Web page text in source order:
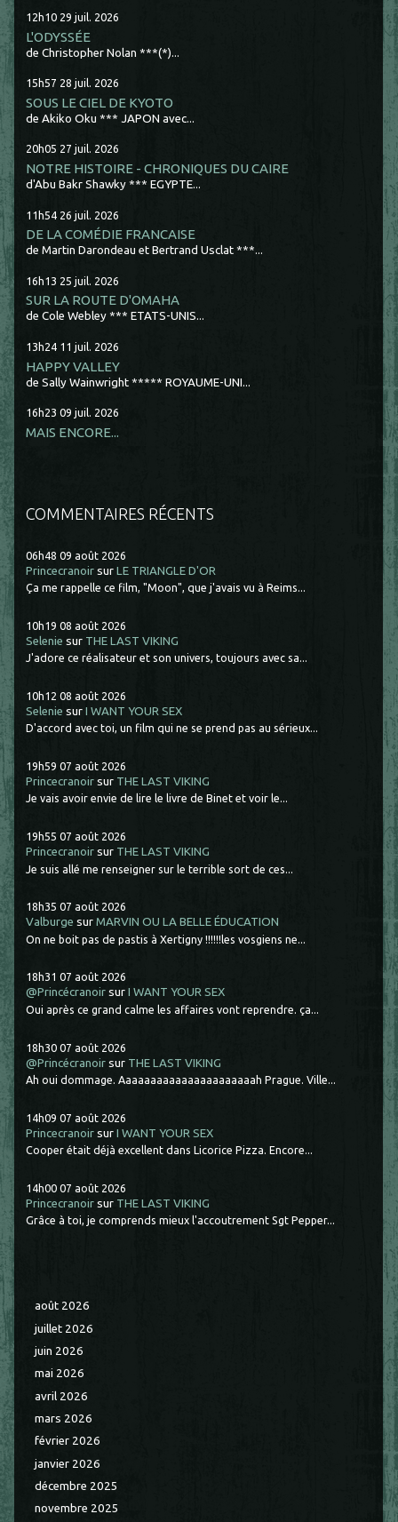
12h10 29 juil. 2026
L'ODYSSÉE
de Christopher Nolan ***(*)...
15h57 28 juil. 2026
SOUS LE CIEL DE KYOTO
de Akiko Oku *** JAPON avec...
20h05 27 juil. 2026
NOTRE HISTOIRE - CHRONIQUES DU CAIRE
d'Abu Bakr Shawky *** EGYPTE...
11h54 26 juil. 2026
DE LA COMÉDIE FRANCAISE
de Martin Darondeau et Bertrand Usclat ***...
16h13 25 juil. 2026
SUR LA ROUTE D'OMAHA
de Cole Webley *** ETATS-UNIS...
13h24 11 juil. 2026
HAPPY VALLEY
de Sally Wainwright ***** ROYAUME-UNI...
16h23 09 juil. 2026
MAIS ENCORE...
COMMENTAIRES RÉCENTS
06h48 09 août 2026
Princecranoir surLE TRIANGLE D'OR
Ça me rappelle ce film, "Moon", que j'avais vu à Reims...
10h19 08 août 2026
Selenie sur THE LAST VIKING
J'adore ce réalisateur et son univers, toujours avec sa...
10h12 08 août 2026
Selenie surI WANT YOUR SEX
D'accord avec toi, un film qui ne se prend pas au sérieux...
19h59 07 août 2026
Princecranoir sur THE LAST VIKING
Je vais avoir envie de lire le livre de Binet et voir le...
19h55 07 août 2026
Princecranoir sur THE LAST VIKING
Je suis allé me renseigner sur le terrible sort de ces...
18h35 07 août 2026
Valburge surMARVIN OU LA BELLE ÉDUCATION
On ne boit pas de pastis à Xertigny !!!!!!les vosgiens ne...
18h31 07 août 2026
@Princécranoir surI WANT YOUR SEX
Oui après ce grand calme les affaires vont reprendre. ça...
18h30 07 août 2026
@Princécranoir sur THE LAST VIKING
Ah oui dommage. Aaaaaaaaaaaaaaaaaaaaaah Prague. Ville...
14h09 07 août 2026
Princecranoir surI WANT YOUR SEX
Cooper était déjà excellent dans Licorice Pizza. Encore...
14h00 07 août 2026
Princecranoir sur THE LAST VIKING
Grâce à toi, je comprends mieux l'accoutrement Sgt Pepper...
août 2026
juillet 2026
juin 2026
mai 2026
avril 2026
mars 2026
février 2026
janvier 2026
décembre 2025
novembre 2025